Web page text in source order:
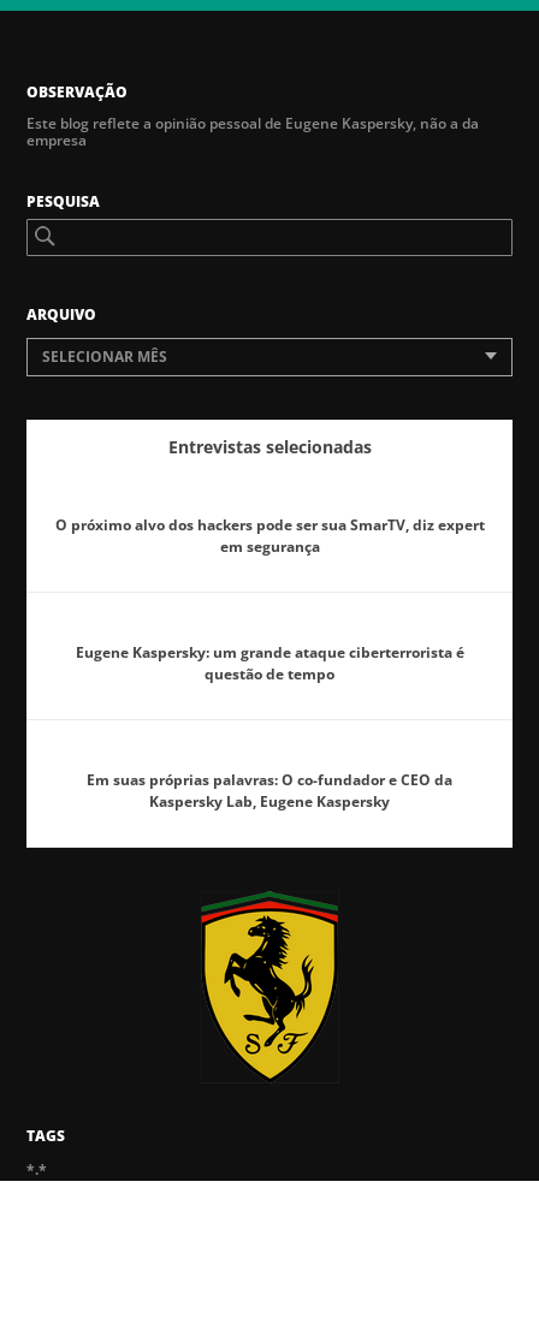
OBSERVAÇÃO
Este blog reflete a opinião pessoal de Eugene Kaspersky, não a da
empresa
PESQUISA
ARQUIVO
SELECIONAR MÊS
Entrevistas selecionadas
O próximo alvo dos hackers pode ser sua SmarTV, diz expert
em segurança
Eugene Kaspersky: um grande ataque ciberterrorista é
questão de tempo
Em suas próprias palavras: O co-fundador e CEO da
Kaspersky Lab, Eugene Kaspersky
TAGS
*.*